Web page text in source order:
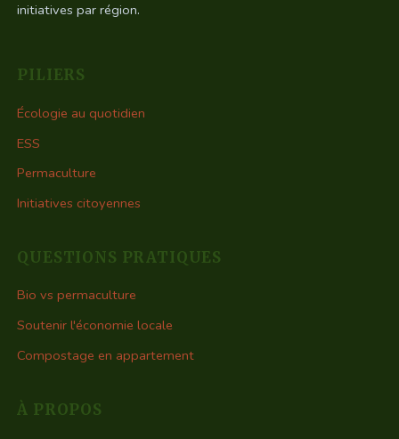
initiatives par région.
PILIERS
Écologie au quotidien
ESS
Permaculture
Initiatives citoyennes
QUESTIONS PRATIQUES
Bio vs permaculture
Soutenir l'économie locale
Compostage en appartement
À PROPOS